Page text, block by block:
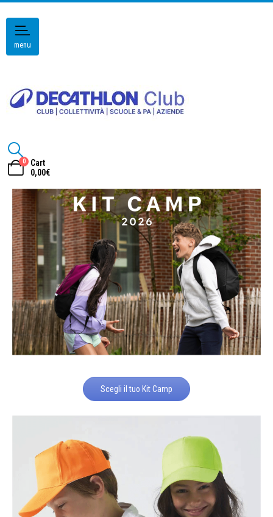
menu
0
Cart
0,00€
Scegli il tuo Kit Camp